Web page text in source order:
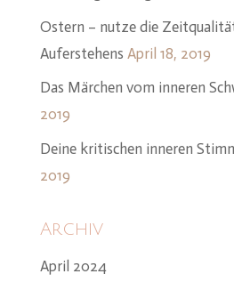
Ostern – nutze die
Auferstehens April 18, 2019
Das Märchen vom inneren
2019
Deine kritischen inneren
2019
Archiv
April 2024